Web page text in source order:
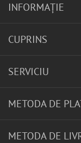
INFORMAȚIE
CUPRINS
SERVICIU
METODA DE
METODA DE